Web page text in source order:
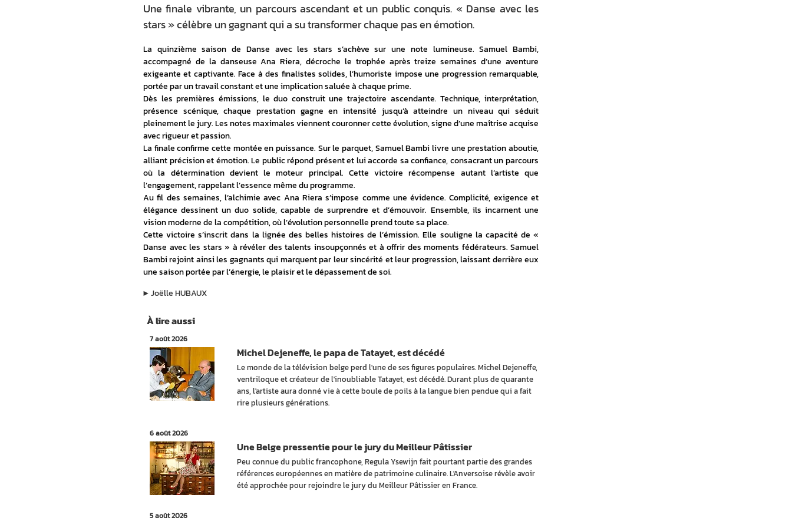
Une finale vibrante, un parcours ascendant et un public conquis. « Danse avec les
stars » célèbre un gagnant qui a su transformer chaque pas en émotion.
La quinzième saison de Danse avec les stars s’achève sur une note lumineuse. Samuel Bambi,
accompagné de la danseuse Ana Riera, décroche le trophée après treize semaines d’une aventure
exigeante et captivante. Face à des finalistes solides, l’humoriste impose une progression remarquable,
portée par un travail constant et une implication saluée à chaque prime.
Dès les premières émissions, le duo construit une trajectoire ascendante. Technique, interprétation,
présence scénique, chaque prestation gagne en intensité jusqu’à atteindre un niveau qui séduit
pleinement le jury. Les notes maximales viennent couronner cette évolution, signe d’une maîtrise acquise
avec rigueur et passion.
La finale confirme cette montée en puissance. Sur le parquet, Samuel Bambi livre une prestation aboutie,
alliant précision et émotion. Le public répond présent et lui accorde sa confiance, consacrant un parcours
où la détermination devient le moteur principal. Cette victoire récompense autant l’artiste que
l’engagement, rappelant l’essence même du programme.
Au fil des semaines, l’alchimie avec Ana Riera s’impose comme une évidence. Complicité, exigence et
élégance dessinent un duo solide, capable de surprendre et d’émouvoir. Ensemble, ils incarnent une
vision moderne de la compétition, où l’évolution personnelle prend toute sa place.
Cette victoire s’inscrit dans la lignée des belles histoires de l’émission. Elle souligne la capacité de «
Danse avec les stars » à révéler des talents insoupçonnés et à offrir des moments fédérateurs. Samuel
Bambi rejoint ainsi les gagnants qui marquent par leur sincérité et leur progression, laissant derrière eux
une saison portée par l’énergie, le plaisir et le dépassement de soi.
Joëlle HUBAUX
▶︎
À lire aussi
7 août 2026
Le monde de la télévision belge perd l'une de ses figures populaires. Michel Dejeneffe,
ventriloque et créateur de l'inoubliable Tatayet, est décédé. Durant plus de quarante
ans, l'artiste aura donné vie à cette boule de poils à la langue bien pendue qui a fait
rire plusieurs générations.
Michel Dejeneffe, le papa de Tatayet, est décédé
6 août 2026
Peu connue du public francophone, Regula Ysewijn fait pourtant partie des grandes
références européennes en matière de patrimoine culinaire. L'Anversoise révèle avoir
été approchée pour rejoindre le jury du Meilleur Pâtissier en France.
Une Belge pressentie pour le jury du Meilleur Pâtissier
5 août 2026